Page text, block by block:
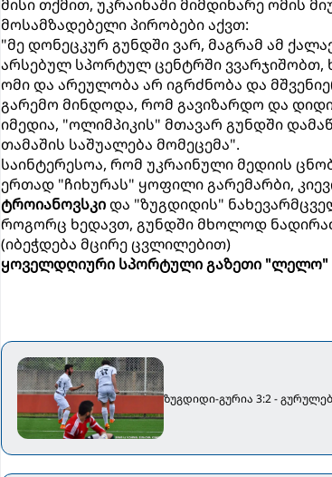
მისი თქმით, უკრაინაში მიმდინარე ომის
მოსამზადებელი პირობები აქვთ:
"მე დონეცკურ გუნდში ვარ, მაგრამ ამ
არსებულ სპორტულ ცენტრში ვვარჯიშობთ,
ომი და არეულობა არ იგრძნობა და
გარემო მინდოდა, რომ გავიზარდო და
იმედია, "ოლიმპიკის" მთავარ გუნდში
თამაშის საშუალება მომეცემა".
საინტერესოა, რომ უკრაინული მედიის
ერთად "ჩიხურას" ყოფილი გარემარბი,
ტროიანოვსკიდა "ზუგდიდის"
როგორც ხედავთ, გუნდში მხოლოდ
(იბეჭდება მცირე ცვლილებით)
ყოველდღიური სპორტული გაზეთი "ლელო"
ზუგდიდი-გურია 3:2 -